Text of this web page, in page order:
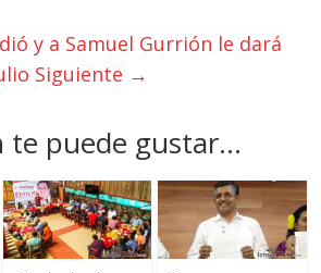
y a Samuel Gurrión le dará
Siguiente →
te puede gustar...